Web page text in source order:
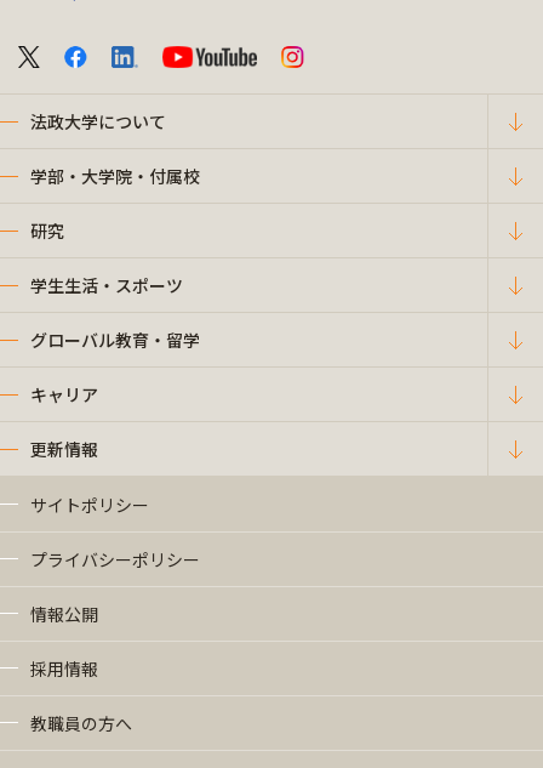
法政大学について
学部・大学院・付属校
研究
学生生活・スポーツ
グローバル教育・留学
キャリア
更新情報
サイトポリシー
プライバシーポリシー
情報公開
採用情報
教職員の方へ